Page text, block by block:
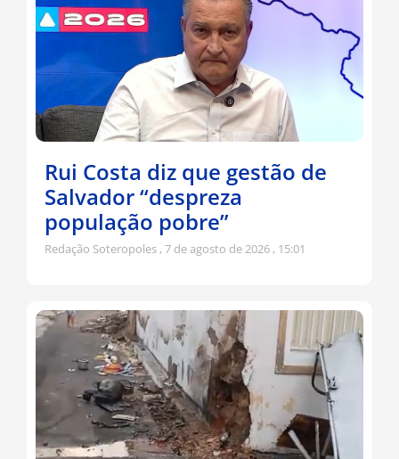
Rui Costa diz que gestão de
Salvador “despreza
população pobre”
Redação Soteropoles 7 de agosto de 2026 15:01